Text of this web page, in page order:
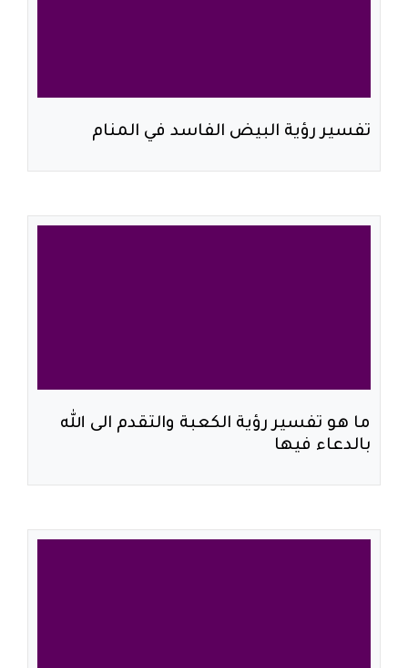
تفسير رؤية البيض الفاسد في المنام
ما هو تفسير رؤية الكعبة والتقدم الى الله
بالدعاء فيها